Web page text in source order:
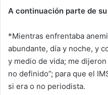
A continuación parte de
*Mientras enfrentaba
abundante, día y noche, y
y medio de vida; me
no definido”; para que el
si era o no periodista.